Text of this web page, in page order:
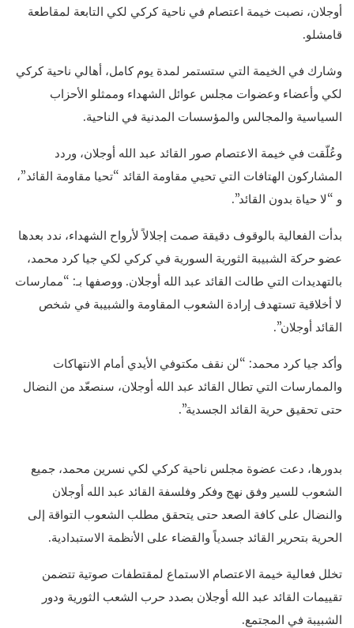
أوجلان، نصبت خيمة اعتصام في ناحية كركي لكي التابعة لمقاطعة
قامشلو.
وشارك في الخيمة التي ستستمر لمدة يوم كامل، أهالي ناحية كركي
لكي وأعضاء وعضوات مجلس عوائل الشهداء وممثلو الأحزاب
السياسية والمجالس والمؤسسات المدنية في الناحية.
وعُلّقت في خيمة الاعتصام صور القائد عبد الله أوجلان، وردد
المشاركون الهتافات التي تحيي مقاومة القائد “تحيا مقاومة القائد”،
و “لا حياة بدون القائد”.
بدأت الفعالية بالوقوف دقيقة صمت إجلالاً لأرواح الشهداء، ندد بعدها
عضو حركة الشبيبة الثورية السورية في كركي لكي جيا كرد محمد،
بالتهديدات التي طالت القائد عبد الله أوجلان. ووصفها بـ: “ممارسات
لا أخلاقية تستهدف إرادة الشعوب المقاومة والشبيبة في شخص
القائد أوجلان”.
وأكد جيا كرد محمد: “لن نقف مكتوفي الأيدي أمام الانتهاكات
والممارسات التي تطال القائد عبد الله أوجلان، سنصعّد من النضال
حتى تحقيق حرية القائد الجسدية”.
بدورها، دعت عضوة مجلس ناحية كركي لكي نسرين محمد، جميع
الشعوب للسير وفق نهج وفكر وفلسفة القائد عبد الله أوجلان
والنضال على كافة الصعد حتى يتحقق مطلب الشعوب التواقة إلى
الحرية بتحرير القائد جسدياً والقضاء على الأنظمة الاستبدادية.
تخلل فعالية خيمة الاعتصام الاستماع لمقتطفات صوتية تتضمن
تقييمات القائد عبد الله أوجلان بصدد حرب الشعب الثورية ودور
الشبيبة في المجتمع.